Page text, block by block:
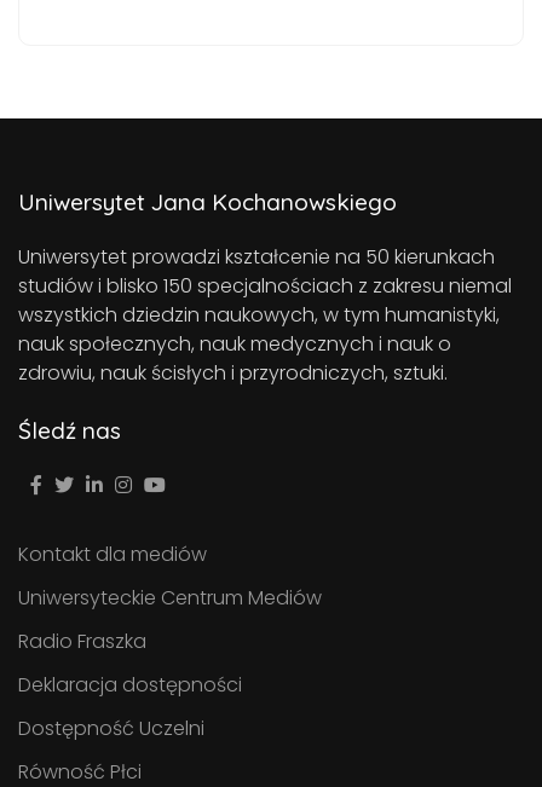
Uniwersytet Jana Kochanowskiego
Uniwersytet prowadzi kształcenie na 50 kierunkach
studiów i blisko 150 specjalnościach z zakresu niemal
wszystkich dziedzin naukowych, w tym humanistyki,
nauk społecznych, nauk medycznych i nauk o
zdrowiu, nauk ścisłych i przyrodniczych, sztuki.
Śledź nas
Kontakt dla mediów
Uniwersyteckie Centrum Mediów
Radio Fraszka
Deklaracja dostępności
Dostępność Uczelni
Równość Płci